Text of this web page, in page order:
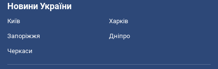
Новини України
Київ Харків
Запоріжжя Дніпро
Черкаси